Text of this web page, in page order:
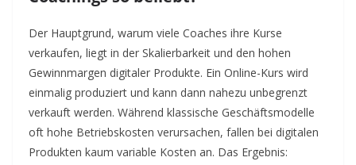
Der Hauptgrund, warum viele Coaches ihre Kurse
verkaufen, liegt in der Skalierbarkeit und den hohen
Gewinnmargen digitaler Produkte. Ein Online-Kurs wird
einmalig produziert und kann dann nahezu unbegrenzt
verkauft werden. Während klassische Geschäftsmodelle
oft hohe Betriebskosten verursachen, fallen bei digitalen
Produkten kaum variable Kosten an. Das Ergebnis: